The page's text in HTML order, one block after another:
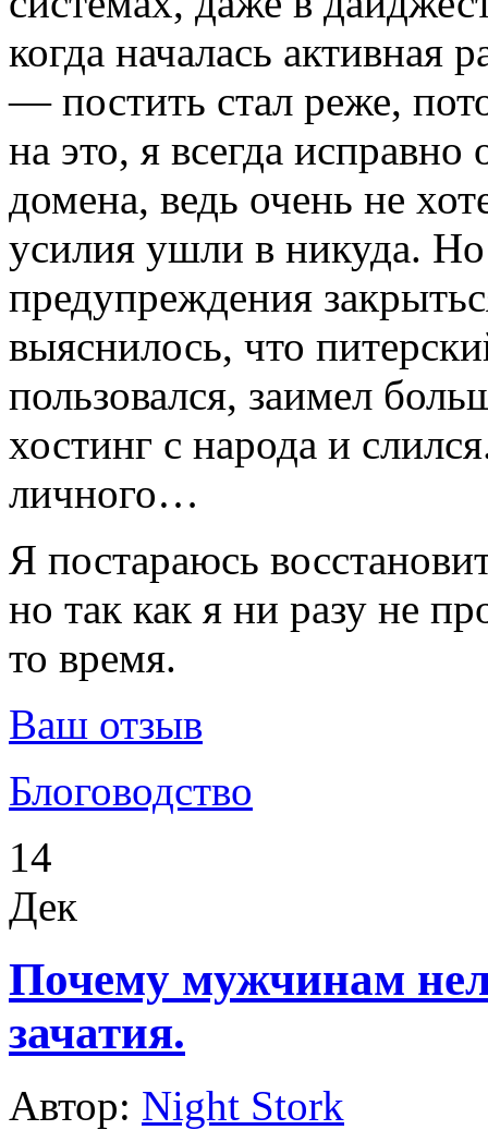
когда началась активная
— постить стал реже,
на это, я всегда
домена, ведь очень не
усилия ушли в никуда.
предупреждения
выяснилось, что
пользовался, заимел
хостинг с народа и
личного…
Я постараюсь
но так как я ни разу не
то время.
Ваш отзыв
Блоговодство
14
Дек
Почему мужчинам
зачатия.
Автор: Night Stork